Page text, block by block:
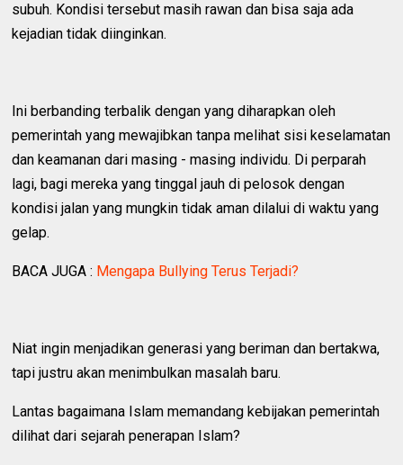
subuh. Kondisi tersebut masih rawan dan bisa saja ada
kejadian tidak diinginkan.
Ini berbanding terbalik dengan yang diharapkan oleh
pemerintah yang mewajibkan tanpa melihat sisi keselamatan
dan keamanan dari masing - masing individu. Di perparah
lagi, bagi mereka yang tinggal jauh di pelosok dengan
kondisi jalan yang mungkin tidak aman dilalui di waktu yang
gelap.
BACA JUGA : Mengapa Bullying Terus Terjadi?
Niat ingin menjadikan generasi yang beriman dan bertakwa,
tapi justru akan menimbulkan masalah baru.
Lantas bagaimana Islam memandang kebijakan pemerintah
dilihat dari sejarah penerapan Islam?